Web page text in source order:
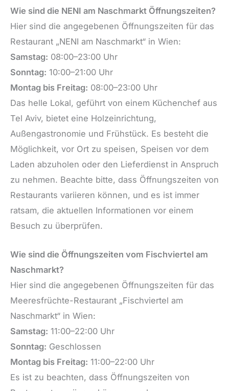
Wie sind die NENI am Naschmarkt Öffnungszeiten?
Hier sind die angegebenen Öffnungszeiten für das
Restaurant „NENI am Naschmarkt“ in Wien:
Samstag: 08:00–23:00 Uhr
Sonntag: 10:00–21:00 Uhr
Montag bis Freitag: 08:00–23:00 Uhr
Das helle Lokal, geführt von einem Küchenchef aus
Tel Aviv, bietet eine Holzeinrichtung,
Außengastronomie und Frühstück. Es besteht die
Möglichkeit, vor Ort zu speisen, Speisen vor dem
Laden abzuholen oder den Lieferdienst in Anspruch
zu nehmen. Beachte bitte, dass Öffnungszeiten von
Restaurants variieren können, und es ist immer
ratsam, die aktuellen Informationen vor einem
Besuch zu überprüfen.
Wie sind die Öffnungszeiten vom Fischviertel am
Naschmarkt?
Hier sind die angegebenen Öffnungszeiten für das
Meeresfrüchte-Restaurant „Fischviertel am
Naschmarkt“ in Wien:
Samstag: 11:00–22:00 Uhr
Sonntag: Geschlossen
Montag bis Freitag: 11:00–22:00 Uhr
Es ist zu beachten, dass Öffnungszeiten von